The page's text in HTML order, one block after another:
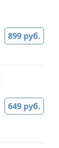
899 руб.
649 руб.